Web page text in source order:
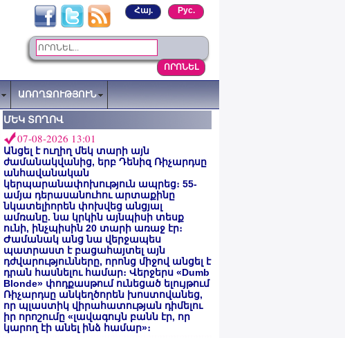
Рус.
Հայ.
ԱՌՈՂՋՈՒԹՅՈՒՆ
ՄԵԿ ՏՈՂՈՎ
07-08-2026 13:01
Անցել է ուղիղ մեկ տարի այն
ժամանակվանից, երբ Դենիզ Ռիչարդսը
անհավանական
կերպարանափոխություն ապրեց։ 55-
ամյա դերասանուհու արտաքինը
նկատելիորեն փոխվեց անցյալ
ամռանը. նա կրկին այնպիսի տեսք
ունի, ինչպիսին 20 տարի առաջ էր։
Ժամանակ անց նա վերջապես
պատրաստ է բացահայտել այն
դժվարությունները, որոնց միջով անցել է
դրան հասնելու համար։ Վերջերս «Dumb
Blonde» փոդքասթում ունեցած ելույթում
Ռիչարդսը անկեղծորեն խոստովանեց,
որ պլաստիկ վիրահատության դիմելու
իր որոշումը «լավագույն բանն էր, որ
կարող էի անել ինձ համար»։